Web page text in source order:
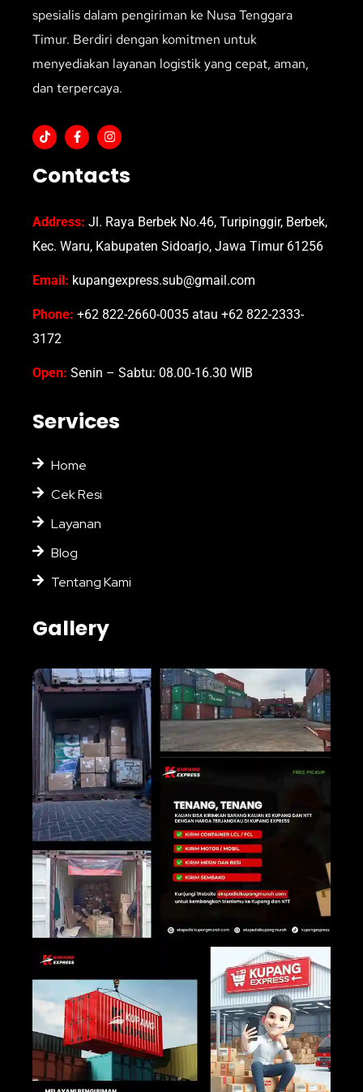
spesialis dalam pengiriman ke Nusa Tenggara
Timur. Berdiri dengan komitmen untuk
menyediakan layanan logistik yang cepat, aman,
dan terpercaya.
Contacts
Address: Jl. Raya Berbek No.46, Turipinggir, Berbek,
Kec. Waru, Kabupaten Sidoarjo, Jawa Timur 61256
Email: kupangexpress.sub@gmail.com
Phone: +62 822-2660-0035 atau +62 822-2333-
3172
Open: Senin – Sabtu: 08.00-16.30 WIB
Services
Home
Cek Resi
Layanan
Blog
Tentang Kami
Gallery